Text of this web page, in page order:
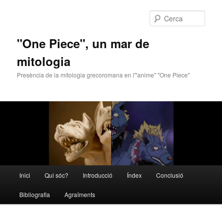
"One Piece", un mar de
mitologia
Presència de la mitologia grecoromana en l'"anime" "One Piece"
principal
Aneu
al
Aneu
al
Inici Qui sóc? Introducció Índex Conclusió
Bibliografia Agraïments